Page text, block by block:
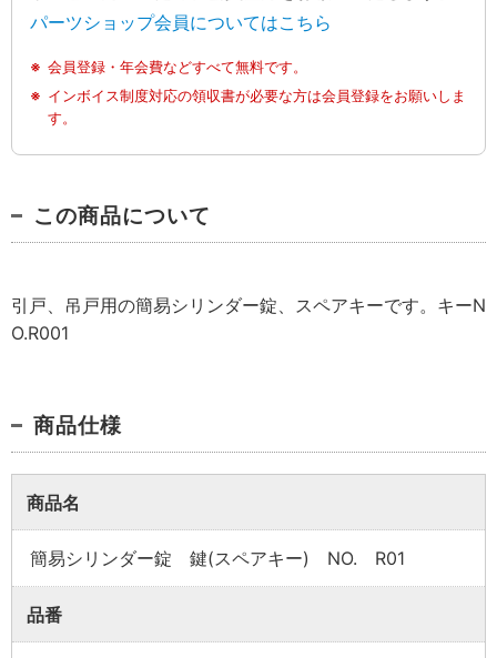
パーツショップ会員についてはこちら
会員登録・年会費などすべて無料です。
インボイス制度対応の領収書が必要な方は会員登録をお願いしま
す。
この商品について
引戸、吊戸用の簡易シリンダー錠、スペアキーです。キーN
O.R001
商品仕様
商品名
簡易シリンダー錠 鍵(スペアキー) NO. R01
品番
業者様向け商品とは